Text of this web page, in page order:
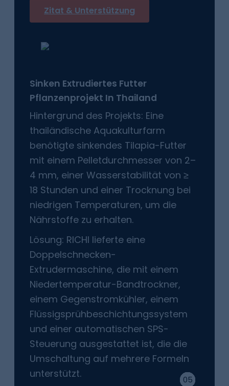
01
02
03
Zitat & Unterstützung
04
Sinken Extrudiertes Futter
Pflanzenprojekt In Thailand
Hintergrund des Projekts: Eine
thailändische Aquakulturfarm
benötigte sinkendes Tilapia-Futter
mit einem Pelletdurchmesser von 2–
4 mm, einer Wasserstabilität von ≥
18 Stunden und einer Trocknung bei
niedrigen Temperaturen, um die
Nährstoffe zu erhalten.
Lösung: RICHI lieferte eine
Doppelschnecken-
Extrudermaschine, die mit einem
Niedertemperatur-Bandtrockner,
einem Gegenstromkühler, einem
Flüssigsprühbeschichtungssystem
und einer automatischen SPS-
Steuerung ausgestattet ist, die die
Umschaltung auf mehrere Formeln
unterstützt.
05